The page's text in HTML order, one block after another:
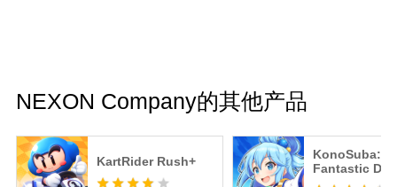
NEXON Company的其他产品
KartRider Rush+
KonoSuba:
Fantastic